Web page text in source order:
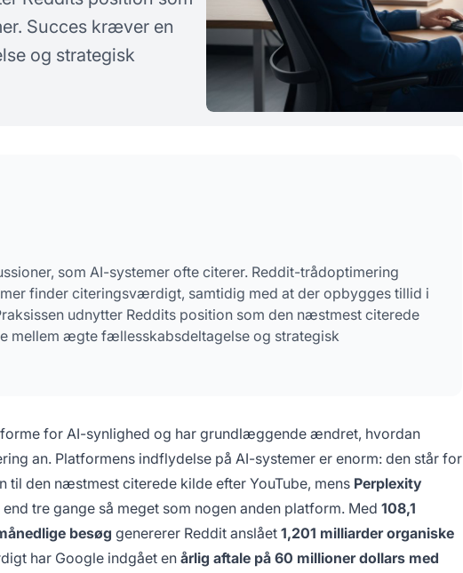
Succes kræver en
og strategisk
som AI-systemer ofte citerer. Reddit-trådoptimering
finder citeringsværdigt, samtidig med at der opbygges tillid i
udnytter Reddits position som den næstmest citerede
mellem ægte fællesskabsdeltagelse og strategisk
for AI-synlighed og har grundlæggende ændret, hvordan
an. Platformens indflydelse på AI-systemer er enorm: den står for
til den næstmest citerede kilde efter YouTube, mens Perplexity
tre gange så meget som nogen anden platform. Med 108,1
besøg genererer Reddit anslået 1,201 milliarder organiske
har Google indgået en årlig aftale på 60 millioner dollars med